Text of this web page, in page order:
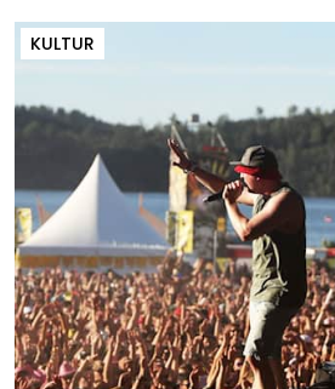
KULTUR